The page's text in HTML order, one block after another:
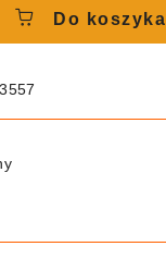
Do koszyka